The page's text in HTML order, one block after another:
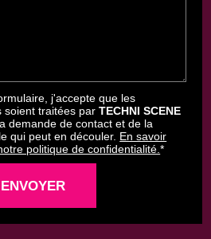
j'accepte que les
soient traitées parTECHNI SCENE
demande de contact et de la
qui peut en découler. En savoir
politique de confidentialité.*